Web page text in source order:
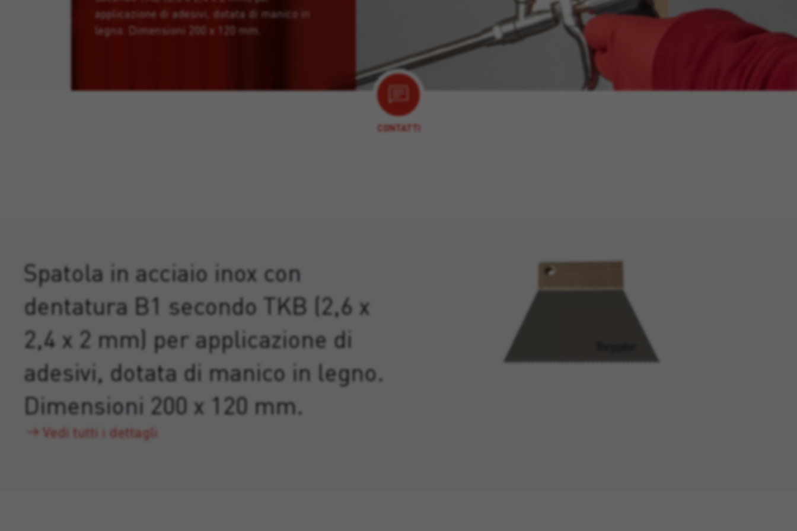
applicazione di adesivi, dotata di manico in
legno. Dimensioni 200 x 120 mm.
CONTATTI
Spatola in acciaio inox con
dentatura B1 secondo TKB (2,6 x
2,4 x 2 mm) per applicazione di
adesivi, dotata di manico in legno.
Dimensioni 200 x 120 mm.
Vedi tutti i dettagli